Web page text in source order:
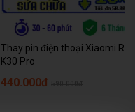
Thay pin điện thoại Xiaomi
K30 Pro
440.000đ